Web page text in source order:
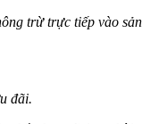
trừ trực tiếp vào sản
đãi.